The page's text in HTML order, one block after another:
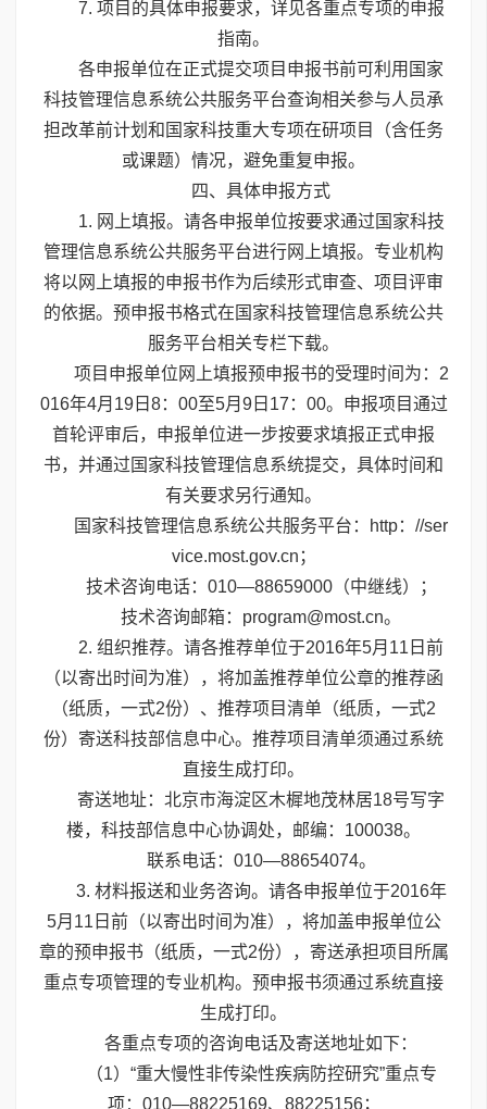
7. 项目的具体申报要求，详见各重点专项的申报
指南。
各申报单位在正式提交项目申报书前可利用国家
科技管理信息系统公共服务平台查询相关参与人员承
担改革前计划和国家科技重大专项在研项目（含任务
或课题）情况，避免重复申报。
四、具体申报方式
1. 网上填报。请各申报单位按要求通过国家科技
管理信息系统公共服务平台进行网上填报。专业机构
将以网上填报的申报书作为后续形式审查、项目评审
的依据。预申报书格式在国家科技管理信息系统公共
服务平台相关专栏下载。
项目申报单位网上填报预申报书的受理时间为：2
016年4月19日8：00至5月9日17：00。申报项目通过
首轮评审后，申报单位进一步按要求填报正式申报
书，并通过国家科技管理信息系统提交，具体时间和
有关要求另行通知。
国家科技管理信息系统公共服务平台：http：//ser
vice.most.gov.cn；
技术咨询电话：010—88659000（中继线）；
技术咨询邮箱：program@most.cn。
2. 组织推荐。请各推荐单位于2016年5月11日前
（以寄出时间为准），将加盖推荐单位公章的推荐函
（纸质，一式2份）、推荐项目清单（纸质，一式2
份）寄送科技部信息中心。推荐项目清单须通过系统
直接生成打印。
寄送地址：北京市海淀区木樨地茂林居18号写字
楼，科技部信息中心协调处，邮编：100038。
联系电话：010—88654074。
3. 材料报送和业务咨询。请各申报单位于2016年
5月11日前（以寄出时间为准），将加盖申报单位公
章的预申报书（纸质，一式2份），寄送承担项目所属
重点专项管理的专业机构。预申报书须通过系统直接
生成打印。
各重点专项的咨询电话及寄送地址如下：
（1）“重大慢性非传染性疾病防控研究”重点专
项：010—88225169、88225156；